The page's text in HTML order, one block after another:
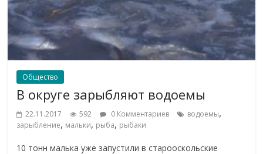
Общество
В округе зарыбляют водоемы
22.11.2017 592 0 Комментариев водоемы,
зарыбление, мальки, рыба, рыбаки
10 тонн малька уже запустили в старооскольские